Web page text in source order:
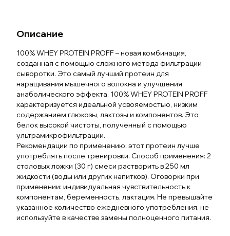
Описание
100% WHEY PROTEIN PROFF – новая комбинация,
созданная с помощью сложного метода фильтрации
сыворотки. Это самый лучший протеин для
наращивания мышечного волокна и улучшения
анаболического эффекта. 100% WHEY PROTEIN PROFF
характеризуется идеальной усвояемостью, низким
содержанием глюкозы, лактозы и компонентов. Это
белок высокой чистоты, полученный с помощью
ультрамикрофильтрации.
Рекомендации по применению: этот протеин лучше
употреблять после тренировки. Способ применения: 2
столовых ложки (30 г) смеси растворить в 250 мл
жидкости (воды или других напитков). Оговорки при
применении: индивидуальная чувствительность к
компонентам, беременность, лактация. Не превышайте
указанное количество ежедневного употребления, не
используйте в качестве замены полноценного питания.